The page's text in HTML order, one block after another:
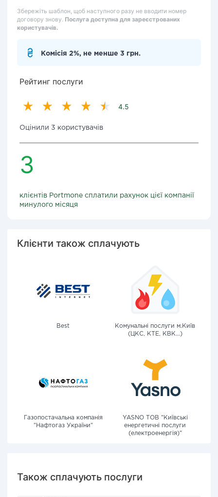
Збережіть шаблон, щоб наступного разу не вводити номер
договору знову. Послуга доступна для зареєстрованих
користувачів.
Комісія 2%, не менше 3 грн.
Рейтинг послуги
4.5
Оцінили 3 користувачів
3
клієнтів Portmone сплатили рахунок цієї компанії
минулого місяця
Клієнти також сплачують
Best
Комунальні послуги м.Київ
(ЦКС, КТЕ, КВК...)
Газопостачальна компанія
"Нафтогаз України"
YASNO ТОВ "Київські
енергетичні послуги
(електроенергія)"
Також сплачують послуги